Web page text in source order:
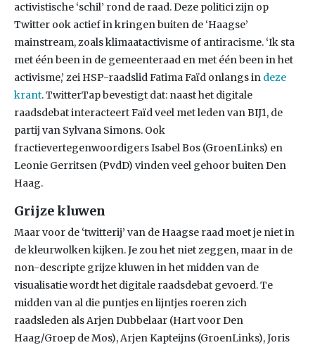
activistische ‘schil’ rond de raad. Deze politici zijn op
Twitter ook actief in kringen buiten de ‘Haagse’
mainstream, zoals klimaatactivisme of antiracisme. ‘Ik sta
met één been in de gemeenteraad en met één been in het
activisme,’ zei HSP-raadslid Fatima Faïd onlangs in deze
krant. TwitterTap bevestigt dat: naast het digitale
raadsdebat interacteert Faïd veel met leden van BIJ1, de
partij van Sylvana Simons. Ook
fractievertegenwoordigers Isabel Bos (GroenLinks) en
Leonie Gerritsen (PvdD) vinden veel gehoor buiten Den
Haag.
Grijze kluwen
Maar voor de ‘twitterij’ van de Haagse raad moet je niet in
de kleurwolken kijken. Je zou het niet zeggen, maar in de
non-descripte grijze kluwen in het midden van de
visualisatie wordt het digitale raadsdebat gevoerd. Te
midden van al die puntjes en lijntjes roeren zich
raadsleden als Arjen Dubbelaar (Hart voor Den
Haag/Groep de Mos), Arjen Kapteijns (GroenLinks), Joris